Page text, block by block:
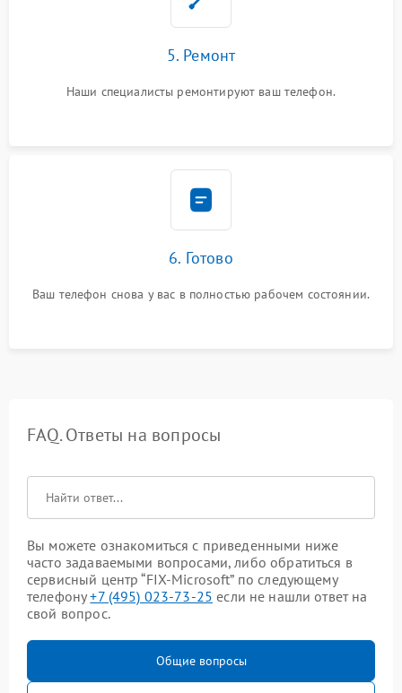
5. Ремонт
Наши специалисты ремонтируют ваш телефон.
6. Готово
Ваш телефон снова у вас в полностью рабочем состоянии.
FAQ. Ответы на вопросы
Вы можете ознакомиться с приведенными ниже
часто задаваемыми вопросами, либо обратиться в
сервисный центр “FIX-Microsoft” по следующему
телефону+7 (495) 023-73-25 если не нашли ответ на
свой вопрос.
Общие вопросы